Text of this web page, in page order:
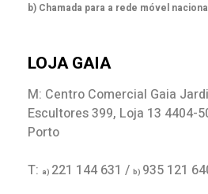
b) Chamada para a rede móvel
LOJA GAIA
M: Centro Comercial Gaia
Escultores 399, Loja 13 4404-
Porto
T: a) 221 144 631 / b) 935 121